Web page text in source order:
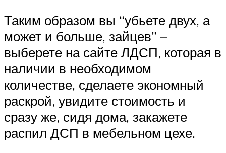
Таким образом вы “убьете двух, а
может и больше, зайцев” –
выберете на сайте ЛДСП, которая в
наличии в необходимом
количестве, сделаете экономный
раскрой, увидите стоимость и
сразу же, сидя дома, закажете
распил ДСП в мебельном цехе.